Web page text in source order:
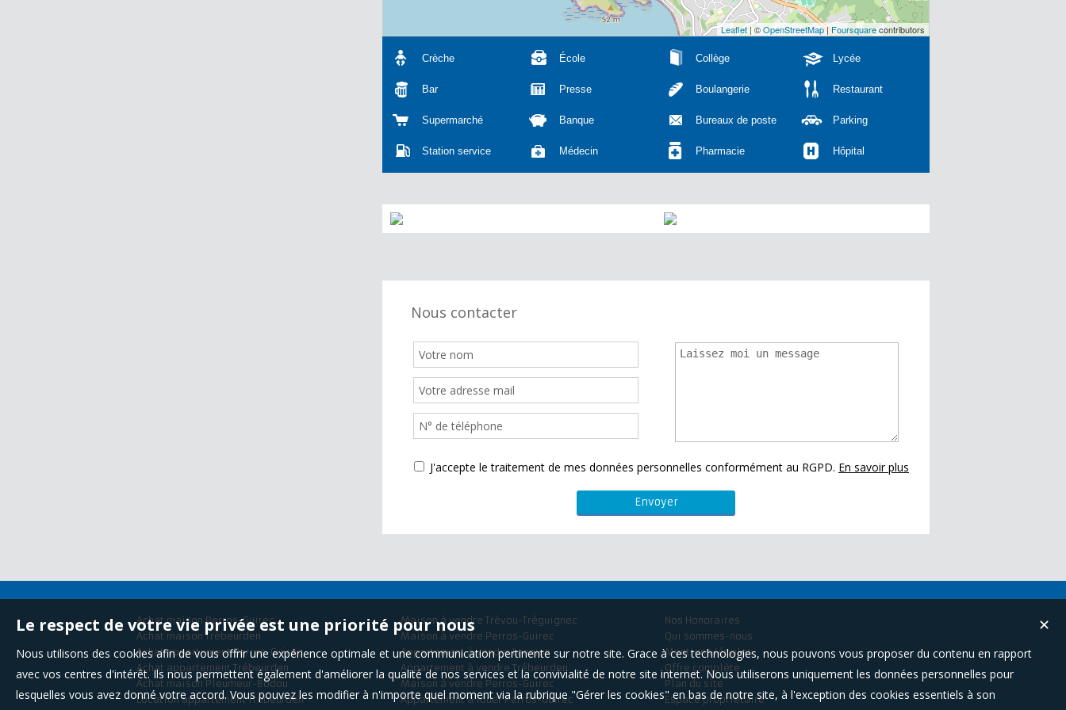
Leaflet| ©OpenStreetMap|Foursquarecontributors
Crèche École Collège Lycée
Bar Presse Boulangerie Restaurant
Supermarché Banque Bureaux de poste Parking
Station service Médecin Pharmacie Hôpital
Nous contacter
J'accepte le traitement de mes données personnelles conformément au RGPD. En savoir plus
Achat maison Perros-Guirec
Achat maison Trébeurden
Achat appartement Perros-Guirec
Achat appartement Trébeurden
Achat maison Pleumeur-Bodou
Location appartement Trébeurden
Maison à vendre Trévou-Tréguignec
Maison à vendre Perros-Guirec
Appartement à vendre Lannion
Appartement à vendre Trébeurden
Maison à vendre Perros-Guirec
Appartement à louer Perros-Guirec
Nos Honoraires
Qui sommes-nous
Mentions légales
Offre complète
Plan du site
Espace propriétaire
✕
Le respect de votre vie privée est une priorité pour nous
Nous utilisons des cookies afin de vous offrir une expérience optimale et une communication pertinente sur notre site. Grace à ces technologies, nous pouvons vous proposer du contenu en rapport
avec vos centres d'intérêt. Ils nous permettent également d'améliorer la qualité de nos services et la convivialité de notre site internet. Nous utiliserons uniquement les données personnelles pour
lesquelles vous avez donné votre accord. Vous pouvez les modifier à n'importe quel moment via la rubrique "Gérer les cookies" en bas de notre site, à l'exception des cookies essentiels à son